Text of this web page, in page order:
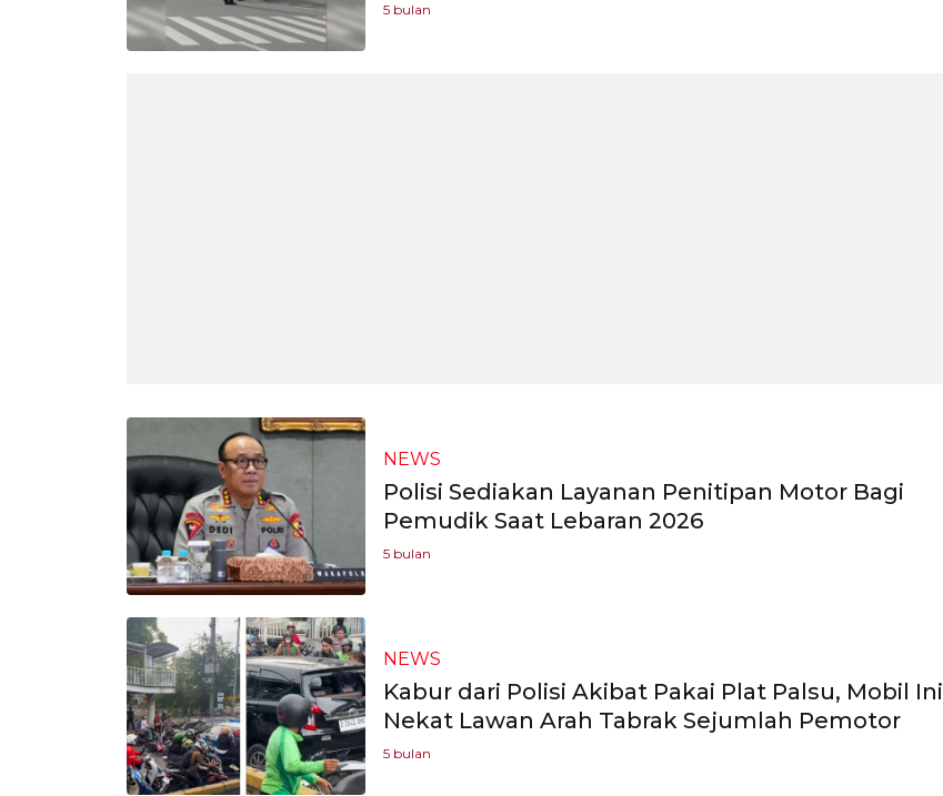
5 bulan
NEWS
Polisi Sediakan Layanan Penitipan Motor Bagi
Pemudik Saat Lebaran 2026
5 bulan
NEWS
Kabur dari Polisi Akibat Pakai Plat Palsu, Mobil Ini
Nekat Lawan Arah Tabrak Sejumlah Pemotor
5 bulan